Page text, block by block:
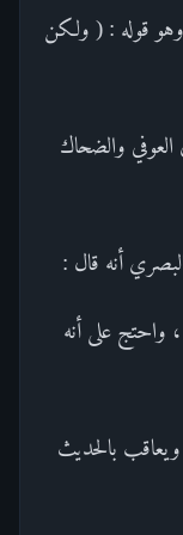
قوله : ( ولكن
والضحاك
أنه قال :
واحتج على أنه
بالحديث